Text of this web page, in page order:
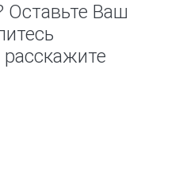
Оставьте Ваш